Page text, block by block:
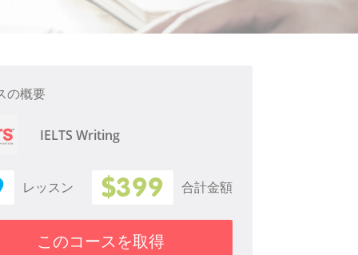
の概要
IELTS Writing
レッスン $399 合計金額
このコースを取得